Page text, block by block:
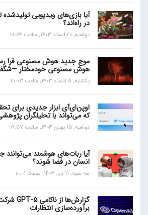
آیا بازی‌های ویدیویی
در راه‌اند؟
دوشنبه, 20 اسفند 1403, ساعت 18:24
موج جدید هوش مصنوعی فرا
هوش مصنوعی خودمختار
یکشنبه, 5 اسفند 1403, ساعت 20:03
اوپن‌ای‌آی ابزار جدیدی برای
که می‌تواند با تحلیلگران
دوشنبه, 15 بهمن 1403, ساعت 19:57
آیا ربات‌های هوشمند می‌توانند
انسان در فضا شوند؟
سه شنبه, 11 دی 1403, ساعت 10:01
برآورده‌سازی انتظارات